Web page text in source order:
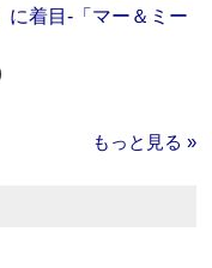
に着目‐「マー＆ミー
もっと見る »